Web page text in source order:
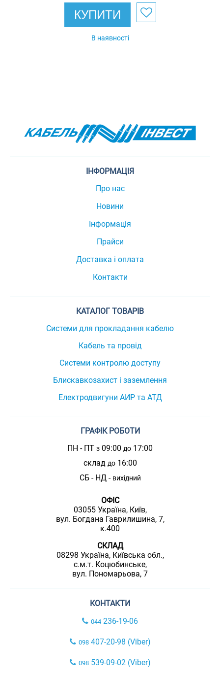
КУПИТИ
В наявності
ІНФОРМАЦІЯ
Про нас
Новини
Інформація
Прайси
Доставка і оплата
Контакти
КАТАЛОГ ТОВАРІВ
Системи для прокладання кабелю
Кабель та провід
Системи контролю доступу
Блискавкозахист і заземлення
Електродвигуни АИР та АТД
ГРАФІК РОБОТИ
ПН - ПТ з 09:00 до 17:00
склад до16:00
СБ - НД - вихідний
ОФІС
03055 Україна, Київ,
вул. Богдана Гаврилишина, 7,
к.400
СКЛАД
08298 Україна, Київська обл.,
с.м.т. Коцюбинське,
вул. Пономарьова, 7
КОНТАКТИ
044 236-19-06
098407-20-98 (Viber)
098539-09-02 (Viber)